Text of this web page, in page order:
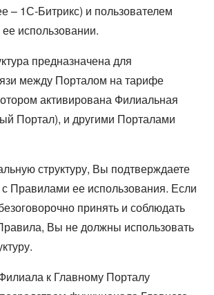
ПОЛУЧИТЬ БЕСПЛАТНО
ВХОД
– 1С-Битрикс) и пользователем
использовании.
предназначена для
между Порталом на тарифе
активирована Филиальная
Портал), и другими Порталами
структуру, Вы подтверждаете
с Правилами ее использования. Если
принять и соблюдать
Вы не должны использовать
к Главному Порталу